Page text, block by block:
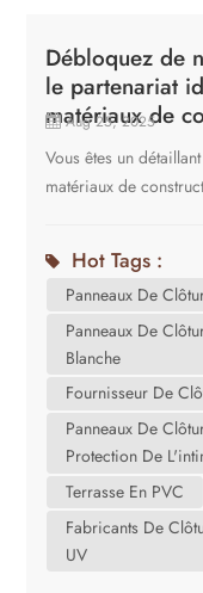
Débloquez de
le partenariat
matériaux de
Aug 25, 2025
Vous êtes un
matériaux de
grandes surfaces ?
offre une opportunité
Shanghai Cove est
produits innovants et
stratégiques avec
construction avant-
produits et notre
prochain best-seller
clients. Les
recherchent des
Hot Tags :
Panneaux De
Panneaux De
Blanche
Fournisseur De
Panneaux De
Protection De
Terrasse En PVC
Fabricants De
UV